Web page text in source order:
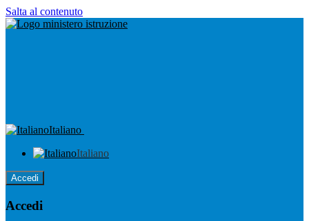
Salta al contenuto
Italiano
Italiano
Accedi
Accedi